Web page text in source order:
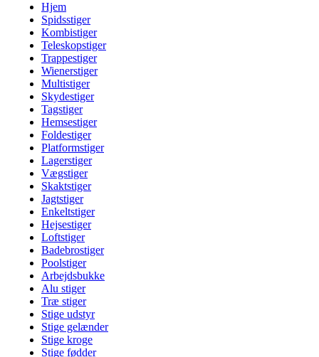
Hjem
Spidsstiger
Kombistiger
Teleskopstiger
Trappestiger
Wienerstiger
Multistiger
Skydestiger
Tagstiger
Hemsestiger
Foldestiger
Platformstiger
Lagerstiger
Vægstiger
Skaktstiger
Jagtstiger
Enkeltstiger
Hejsestiger
Loftstiger
Badebrostiger
Poolstiger
Arbejdsbukke
Alu stiger
Træ stiger
Stige udstyr
Stige gelænder
Stige kroge
Stige fødder